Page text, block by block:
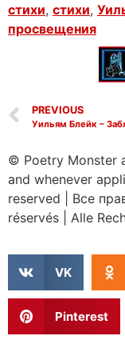
стихи, стихи,
просвещения
PREVIOUS
© Poetry Monster
and whenever
reserved
Все
réservés
Alle
VK
Pinterest